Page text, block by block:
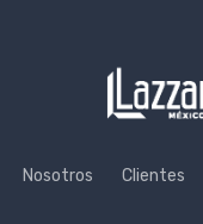
Nosotros Clientes